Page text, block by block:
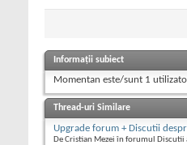
Informații subiect
Momentan este/sunt 1
Thread-uri Similare
Upgrade forum + Discutii
De Cristian Mezei în forumul